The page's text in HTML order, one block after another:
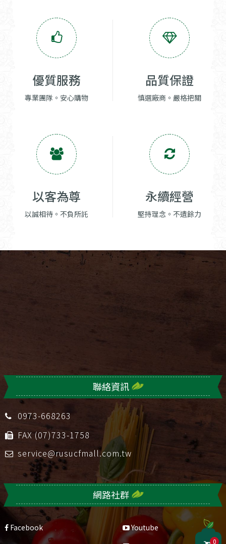
優質服務
專業團隊。安心購物
品質保證
慎選廠商。嚴格把關
以客為尊
以誠相待。不負所託
永續經營
堅持理念。不遺餘力
聯絡資訊
0973-668263
FAX (07)733-1758
service@rusucfmall.com.tw
網路社群
Facebook
Youtube
0